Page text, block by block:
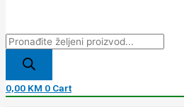
0,00 KM 0 Cart